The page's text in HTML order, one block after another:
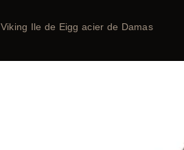
Ile de Eigg acier de Damas